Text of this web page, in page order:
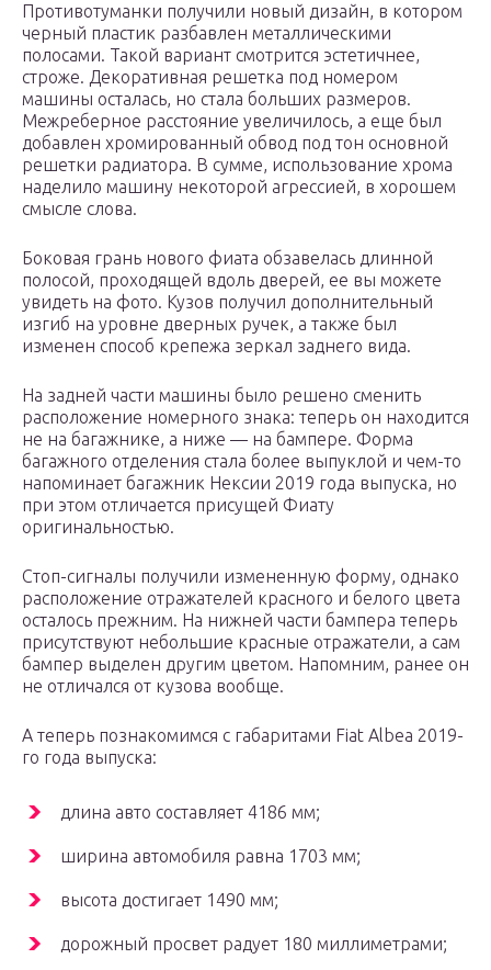
Противотуманки получили новый дизайн, в котором
черный пластик разбавлен металлическими
полосами. Такой вариант смотрится эстетичнее,
строже. Декоративная решетка под номером
машины осталась, но стала больших размеров.
Межреберное расстояние увеличилось, а еще был
добавлен хромированный обвод под тон основной
решетки радиатора. В сумме, использование хрома
наделило машину некоторой агрессией, в хорошем
смысле слова.
Боковая грань нового фиата обзавелась длинной
полосой, проходящей вдоль дверей, ее вы можете
увидеть на фото. Кузов получил дополнительный
изгиб на уровне дверных ручек, а также был
изменен способ крепежа зеркал заднего вида.
На задней части машины было решено сменить
расположение номерного знака: теперь он находится
не на багажнике, а ниже — на бампере. Форма
багажного отделения стала более выпуклой и чем-то
напоминает багажник Нексии 2019 года выпуска, но
при этом отличается присущей Фиату
оригинальностью.
Стоп-сигналы получили измененную форму, однако
расположение отражателей красного и белого цвета
осталось прежним. На нижней части бампера теперь
присутствуют небольшие красные отражатели, а сам
бампер выделен другим цветом. Напомним, ранее он
не отличался от кузова вообще.
А теперь познакомимся с габаритами Fiat Albea 2019-
го года выпуска:
длина авто составляет 4186 мм;
ширина автомобиля равна 1703 мм;
высота достигает 1490 мм;
дорожный просвет радует 180 миллиметрами;